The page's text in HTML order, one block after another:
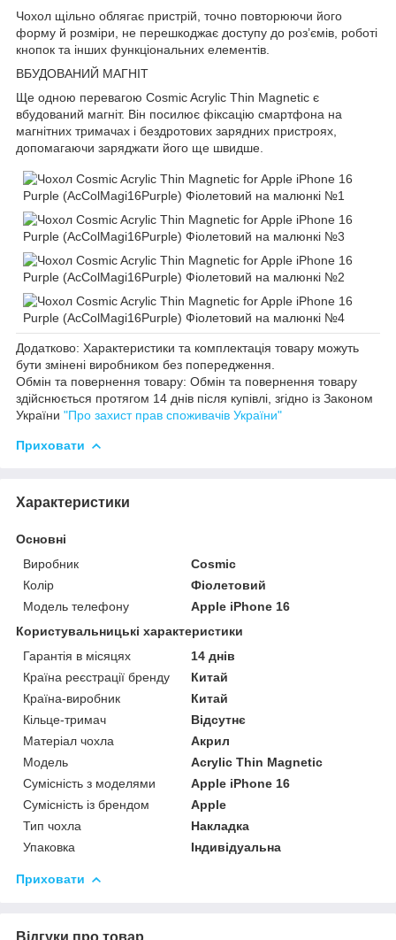
Чохол щільно облягає пристрій, точно повторюючи його
форму й розміри, не перешкоджає доступу до роз’ємів, роботі
кнопок та інших функціональних елементів.
ВБУДОВАНИЙ МАГНІТ
Ще одною перевагою Cosmic Acrylic Thin Magnetic є
вбудований магніт. Він посилює фіксацію смартфона на
магнітних тримачах і бездротових зарядних пристроях,
допомагаючи заряджати його ще швидше.
Додатково: Характеристики та комплектація товару можуть
бути змінені виробником без попередження.
Обмін та повернення товару: Обмін та повернення товару
здійснюється протягом 14 днів після купівлі, згідно із Законом
України "Про захист прав споживачів України"
Приховати
Характеристики
Основні
Виробник
Cosmic
Колір
Фіолетовий
Модель телефону
Apple iPhone 16
Користувальницькі характеристики
Гарантія в місяцях
14 днів
Країна реєстрації бренду
Китай
Країна-виробник
Китай
Кільце-тримач
Відсутнє
Матеріал чохла
Акрил
Мoдель
Acrylic Thin Magnetic
Сумісність з моделями
Apple iPhone 16
Сумісність із брендом
Apple
Тип чохла
Накладка
Упаковка
Індивідуальна
Приховати
Відгуки про товар